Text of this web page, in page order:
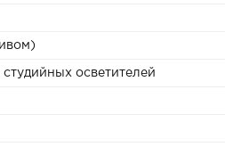
осветителей